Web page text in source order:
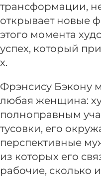
трансформации,
открывает новые
этого момента
успех, который
х.
Фрэнсису Бэкону
любая женщина:
полноправным
тусовки, его
перспективные
из которых его
рабочие, сколько